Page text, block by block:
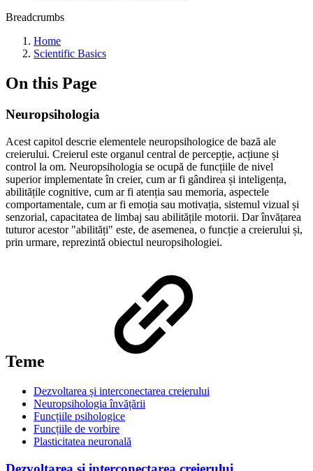
Breadcrumbs
Home
Scientific Basics
On this Page
Neuropsihologia
Acest capitol descrie elementele neuropsihologice de bază ale
creierului. Creierul este organul central de percepție, acțiune și
control la om. Neuropsihologia se ocupă de funcțiile de nivel
superior implementate în creier, cum ar fi gândirea și inteligența,
abilitățile cognitive, cum ar fi atenția sau memoria, aspectele
comportamentale, cum ar fi emoția sau motivația, sistemul vizual și
senzorial, capacitatea de limbaj sau abilitățile motorii. Dar învățarea
tuturor acestor "abilități" este, de asemenea, o funcție a creierului și,
prin urmare, reprezintă obiectul neuropsihologiei.
Teme
Dezvoltarea și interconectarea creierului
Neuropsihologia învățării
Funcțiile psihologice
Funcțiile de vorbire
Plasticitatea neuronală